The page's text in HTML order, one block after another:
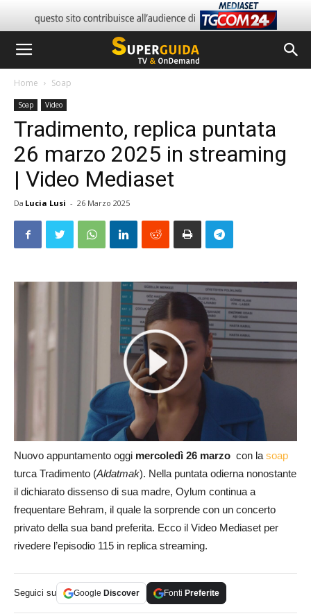
Home Soap
Soap Video
Tradimento, replica puntata
26 marzo 2025 in streaming
| Video Mediaset
Da Lucia Lusi - 26 Marzo 2025
Nuovo appuntamento oggi mercoledì 26 marzo con lasoap
turca Tradimento (Aldatmak). Nella puntata odierna nonostante
il dichiarato dissenso di sua madre, Oylum continua a
frequentare Behram, il quale la sorprende con un concerto
privato della sua band preferita. Ecco il Video Mediaset per
rivedere l’episodio 115 in replica streaming.
Seguici su Google Discover Fonti Preferite